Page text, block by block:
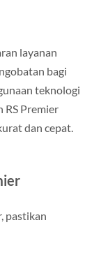
layanan
bagi
teknologi
RS Premier
dan cepat.
pastikan